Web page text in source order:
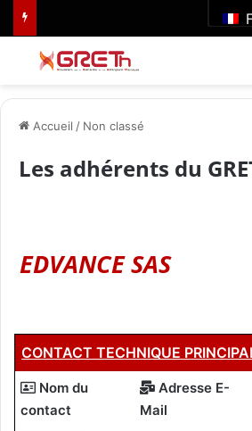
Accueil / Non classé
Les adhérents du
EDVANCE SAS
CONTACT TECHNIQUE
Nom du
contact
Adresse E-
Mail